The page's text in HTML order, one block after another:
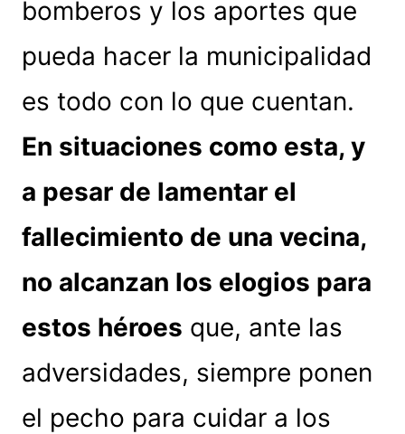
bomberos y los aportes que
pueda hacer la municipalidad
es todo con lo que cuentan.
En situaciones como esta, y
a pesar de lamentar el
fallecimiento de una vecina,
no alcanzan los elogios para
estos héroes que, ante las
adversidades, siempre ponen
el pecho para cuidar a los